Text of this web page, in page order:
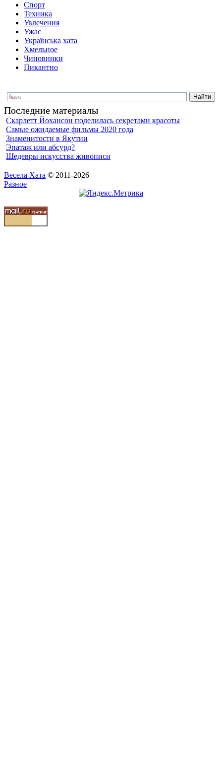
Спорт
Техника
Увлечения
Ужас
Українська хата
Хмельное
Чиновники
Пикантно
Последние материалы
Скарлетт Йохансон поделилась секретами красоты
Самые ожидаемые фильмы 2020 года
Знаменитости в Якутии
Эпатаж или абсурд?
Шедевры искусства живописи
Весела Хата © 2011-2026
Разное